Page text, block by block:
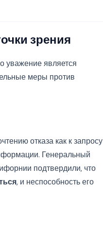
зрения
уважение является
меры против
отказа как к запросу
Генеральный
подтвердили, что
, и неспособность его